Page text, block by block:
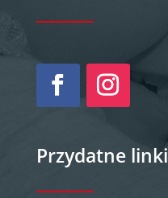
Przydatne linki